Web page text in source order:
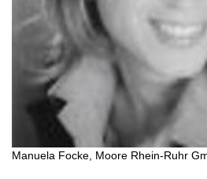
Manuela Focke, Moore Rhein-Ruhr